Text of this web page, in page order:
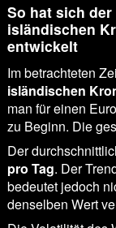
So hat sich
isländischen
entwickelt
Im betrachteten
isländischen
man für einen
zu Beginn. Die
Der
pro Tag. Der
bedeutet jedoch
denselben Wert